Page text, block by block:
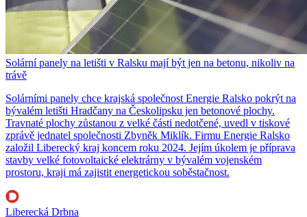
Solární panely na letišti v Ralsku mají být jen na betonu, nikoliv na
trávě
Solárními panely chce krajská společnost Energie Ralsko pokrýt na
bývalém letišti Hradčany na Českolipsku jen betonové plochy.
Travnaté plochy zůstanou z velké části nedotčené, uvedl v tiskové
zprávě jednatel společnosti Zbyněk Miklík. Firmu Energie Ralsko
založil Liberecký kraj koncem roku 2024. Jejím úkolem je příprava
stavby velké fotovoltaické elektrárny v bývalém vojenském
prostoru, kraji má zajistit energetickou soběstačnost.
Liberecká Drbna